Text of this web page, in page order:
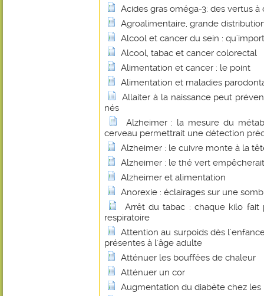
Acides gras oméga-3: des vertus à
Agroalimentaire, grande
Alcool et cancer du sein :
Alcool, tabac et cancer colorectal
Alimentation et cancer : le point
Alimentation et maladies
Allaiter à la naissance peut
nés
Alzheimer : la mesure du
cerveau permettrait une détection
Alzheimer : le cuivre monte à la
Alzheimer : le thé vert
Alzheimer et alimentation
Anorexie : éclairages sur une
Arrêt du tabac : chaque kilo
respiratoire
Attention au surpoids dès
présentes à l'âge adulte
Atténuer les bouffées de chaleur
Atténuer un cor
Augmentation du diabète chez les